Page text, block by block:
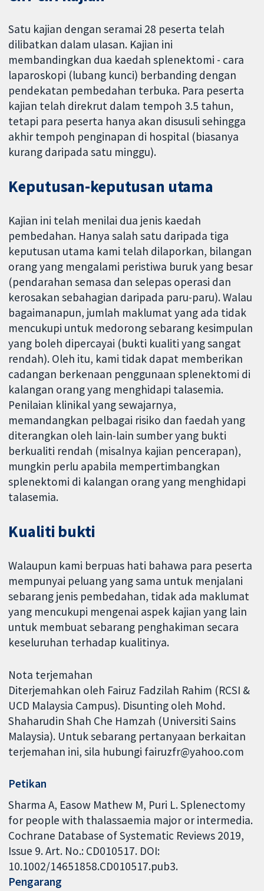
Satu kajian dengan seramai 28 peserta telah
dilibatkan dalam ulasan. Kajian ini
membandingkan dua kaedah splenektomi - cara
laparoskopi (lubang kunci) berbanding dengan
pendekatan pembedahan terbuka. Para peserta
kajian telah direkrut dalam tempoh 3.5 tahun,
tetapi para peserta hanya akan disusuli sehingga
akhir tempoh penginapan di hospital (biasanya
kurang daripada satu minggu).
Keputusan-keputusan utama
Kajian ini telah menilai dua jenis kaedah
pembedahan. Hanya salah satu daripada tiga
keputusan utama kami telah dilaporkan, bilangan
orang yang mengalami peristiwa buruk yang besar
(pendarahan semasa dan selepas operasi dan
kerosakan sebahagian daripada paru-paru). Walau
bagaimanapun, jumlah maklumat yang ada tidak
mencukupi untuk medorong sebarang kesimpulan
yang boleh dipercayai (bukti kualiti yang sangat
rendah). Oleh itu, kami tidak dapat memberikan
cadangan berkenaan penggunaan splenektomi di
kalangan orang yang menghidapi talasemia.
Penilaian klinikal yang sewajarnya,
memandangkan pelbagai risiko dan faedah yang
diterangkan oleh lain-lain sumber yang bukti
berkualiti rendah (misalnya kajian pencerapan),
mungkin perlu apabila mempertimbangkan
splenektomi di kalangan orang yang menghidapi
talasemia.
Kualiti bukti
Walaupun kami berpuas hati bahawa para peserta
mempunyai peluang yang sama untuk menjalani
sebarang jenis pembedahan, tidak ada maklumat
yang mencukupi mengenai aspek kajian yang lain
untuk membuat sebarang penghakiman secara
keseluruhan terhadap kualitinya.
Nota terjemahan
Diterjemahkan oleh Fairuz Fadzilah Rahim (RCSI &
UCD Malaysia Campus). Disunting oleh Mohd.
Shaharudin Shah Che Hamzah (Universiti Sains
Malaysia). Untuk sebarang pertanyaan berkaitan
terjemahan ini, sila hubungi fairuzfr@yahoo.com
Petikan
Sharma A, Easow Mathew M, Puri L. Splenectomy
for people with thalassaemia major or intermedia.
Cochrane Database of Systematic Reviews 2019,
Issue 9. Art. No.: CD010517. DOI:
10.1002/14651858.CD010517.pub3.
Pengarang